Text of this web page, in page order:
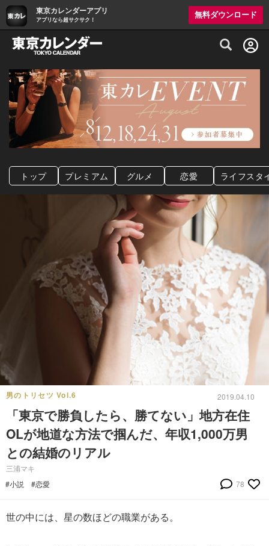
東京カレンダーアプリ
アプリなら超サクサク！
無料ダウンロード
グルメ情報・プレミアムレストラン予約
トップ プレミアム グルメ 恋愛 ライフスタ
男のトリセツ Vol.6 2019.04.10
「東京で勝負したら、勝てない」地方在住
OLが地道な方法で掴んだ、年収1,000万男
との結婚のリアル
三浦マキ
#小説
#恋愛 78
世の中には、星の数ほどの職業がある。